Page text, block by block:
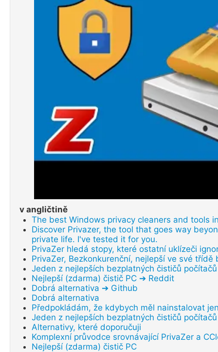
v angličtině
The best Windows privacy cleaners and tools
Discover Privazer, the tool that goes way
private life. I've tested it for you.
PrivaZer hledá stopy, které ostatní uklízeči
PrivaZer, Bezkonkurenční, nejlepší ve své
Jeden z nejlepších bezplatných čističů
Nejlepší (zdarma) čistič PC ➔ Reddit
Dobrá alternativa ➔ Github
Dobrá alternativa
Předpokládám, že kdybych měl nainstalovat
Jeden z nejlepších bezplatných čističů
Alternativy, které doporučuji
Komplexní průvodce srovnávající PrivaZer a
Nejlepší (zdarma) čistič PC